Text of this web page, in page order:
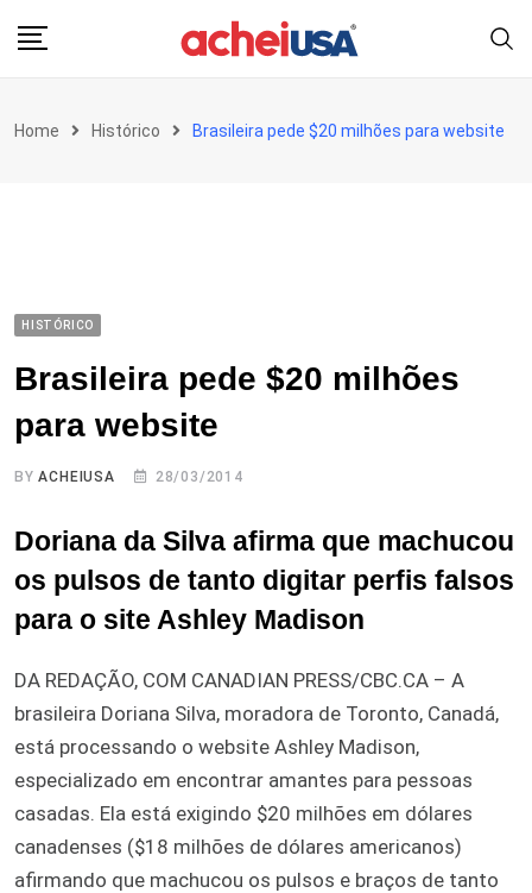
Home Histórico Brasileira pede $20 milhões para website
HISTÓRICO
Brasileira pede $20 milhões
para website
BYACHEIUSA 28/03/2014
Doriana da Silva afirma que machucou
os pulsos de tanto digitar perfis falsos
para o site Ashley Madison
DA REDAÇÃO, COM CANADIAN PRESS/CBC.CA – A
brasileira Doriana Silva, moradora de Toronto, Canadá,
está processando o website Ashley Madison,
especializado em encontrar amantes para pessoas
casadas. Ela está exigindo $20 milhões em dólares
canadenses ($18 milhões de dólares americanos)
afirmando que machucou os pulsos e braços de tanto